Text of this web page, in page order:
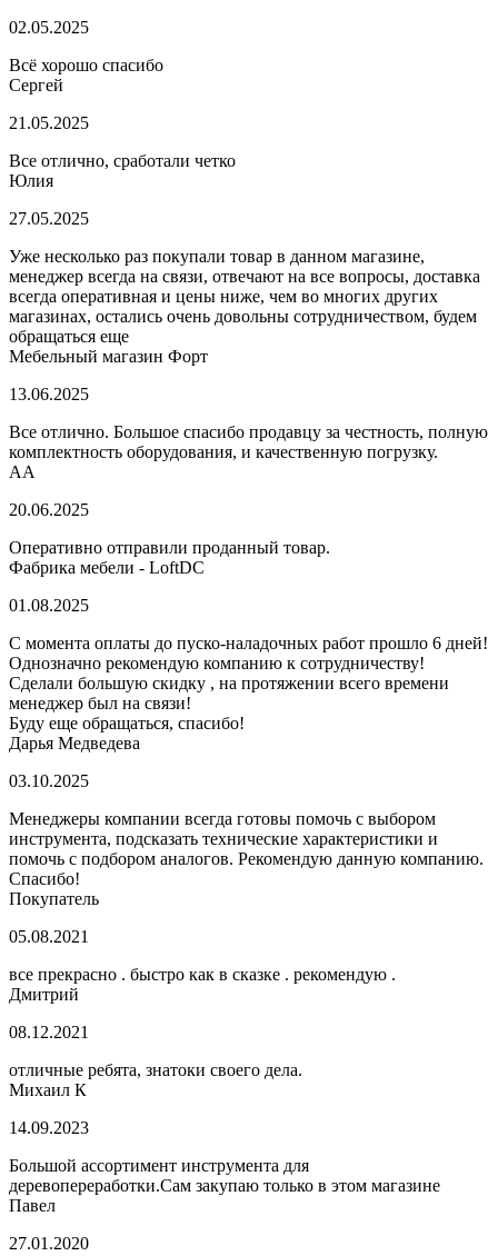
02.05.2025
Всё хорошо спасибо
Сергей
21.05.2025
Все отлично, сработали четко
Юлия
27.05.2025
Уже несколько раз покупали товар в данном магазине,
менеджер всегда на связи, отвечают на все вопросы, доставка
всегда оперативная и цены ниже, чем во многих других
магазинах, остались очень довольны сотрудничеством, будем
обращаться еще
Мебельный магазин Форт
13.06.2025
Все отлично. Большое спасибо продавцу за честность, полную
комплектность оборудования, и качественную погрузку.
AA
20.06.2025
Оперативно отправили проданный товар.
Фабрика мебели - LoftDC
01.08.2025
С момента оплаты до пуско-наладочных работ прошло 6 дней!
Однозначно рекомендую компанию к сотрудничеству!
Сделали большую скидку , на протяжении всего времени
менеджер был на связи!
Буду еще обращаться, спасибо!
Дарья Медведева
03.10.2025
Менеджеры компании всегда готовы помочь с выбором
инструмента, подсказать технические характеристики и
помочь с подбором аналогов. Рекомендую данную компанию.
Спасибо!
Покупатель
05.08.2021
все прекрасно . быстро как в сказке . рекомендую .
Дмитрий
08.12.2021
отличные ребята, знатоки своего дела.
Михаил К
14.09.2023
Большой ассортимент инструмента для
деревопереработки.Сам закупаю только в этом магазине
Павел
27.01.2020